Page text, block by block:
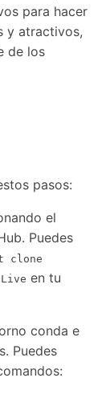
para hacer
y atractivos,
de los
pasos:
el
Puedes
clone
en tu
conda e
Puedes